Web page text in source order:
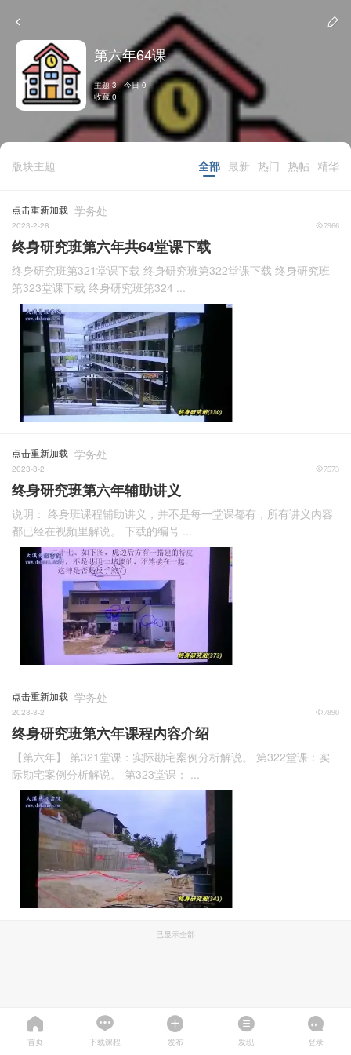
第六年64课
主题 3 今日 0
收藏 0
版块主题 全部 最新 热门 热帖 精华
点击重新加载 学务处
2023-2-28 7966
终身研究班第六年共64堂课下载
终身研究班第321堂课下载 终身研究班第322堂课下载 终身研究班
第323堂课下载 终身研究班第324 ...
点击重新加载 学务处
2023-3-2 7573
终身研究班第六年辅助讲义
说明： 终身班课程辅助讲义，并不是每一堂课都有，所有讲义内容
都已经在视频里解说。 下载的编号 ...
点击重新加载 学务处
2023-3-2 7890
终身研究班第六年课程内容介绍
【第六年】 第321堂课：实际勘宅案例分析解说。 第322堂课：实
际勘宅案例分析解说。 第323堂课： ...
已显示全部
首页 下载课程 发布 发现 登录